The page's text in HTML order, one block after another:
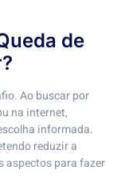
de
Ao buscar por
na internet,
informada.
reduzir a
aspectos para fazer